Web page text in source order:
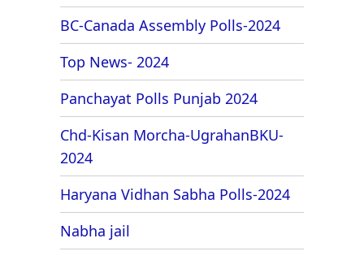
BC-Canada Assembly Polls-2024
Top News- 2024
Panchayat Polls Punjab 2024
Chd-Kisan Morcha-UgrahanBKU-
2024
Haryana Vidhan Sabha Polls-2024
Nabha jail